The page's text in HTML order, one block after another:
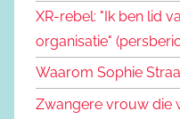
XR-rebel: "Ik ben lid
organisatie"
Waarom Sophie
Zwangere vrouw die